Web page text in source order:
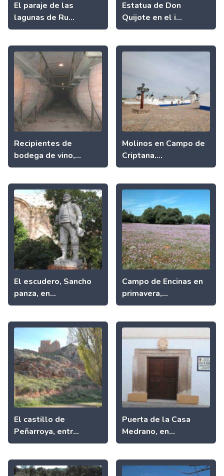
El paraje de las
lagunas de Ru...
Estatua de Don
Quijote en el i...
Recipientes de
bodega de vino,...
Molinos en Campo de
Criptana....
El escudero, Sancho
panza, en...
Campo de Encinas en
primavera,...
El castillo de
Peñarroya, entr...
Puerta de la Casa
Medrano, en...